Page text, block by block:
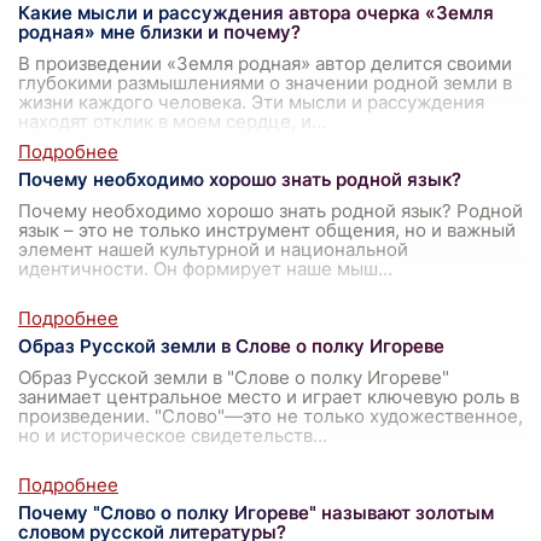
Какие мысли и рассуждения автора очерка «Земля
родная» мне близки и почему?
В произведении «Земля родная» автор делится своими
глубокими размышлениями о значении родной земли в
жизни каждого человека. Эти мысли и рассуждения
находят отклик в моем сердце, и
Почему необходимо хорошо знать родной язык?
Почему необходимо хорошо знать родной язык? Родной
язык – это не только инструмент общения, но и важный
элемент нашей культурной и национальной
идентичности. Он формирует наше мыш...
Образ Русской земли в Слове о полку Игореве
Образ Русской земли в "Слове о полку Игореве"
занимает центральное место и играет ключевую роль в
произведении. "Слово"—это не только художественное,
но и историческое свидетельств...
Почему "Слово о полку Игореве" называют золотым
словом русской литературы?